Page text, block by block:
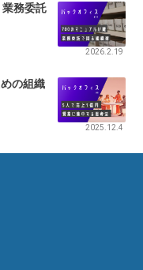
務委託
2026.2.19
の組織
2025.12.4